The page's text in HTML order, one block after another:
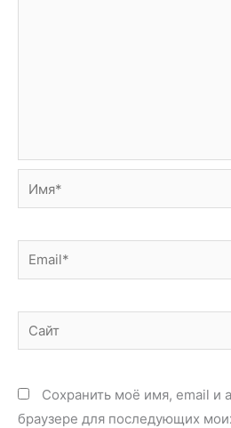
Имя*
Email*
Сайт
Сохранить моё имя, email и
браузере для последующих